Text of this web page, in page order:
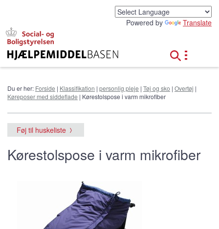
Powered by Translate
Du er her: Forside | Klassifikation | personlig pleje | Tøj og sko | Overtøj |
Køreposer med siddeflade | Kørestolspose i varm mikrofiber
Føj til huskeliste
Kørestolspose i varm mikrofiber